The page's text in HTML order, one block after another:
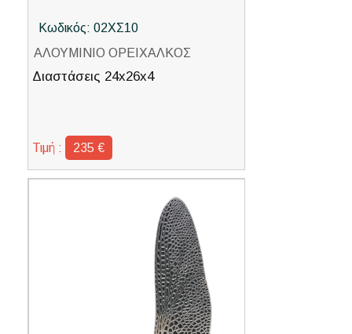
Κωδικός: 02ΧΣ10
ΑΛΟΥΜΙΝΙΟ ΟΡΕΙΧΑΛΚΟΣ
Διαστάσεις 24x26x4
Τιμή : 235 €